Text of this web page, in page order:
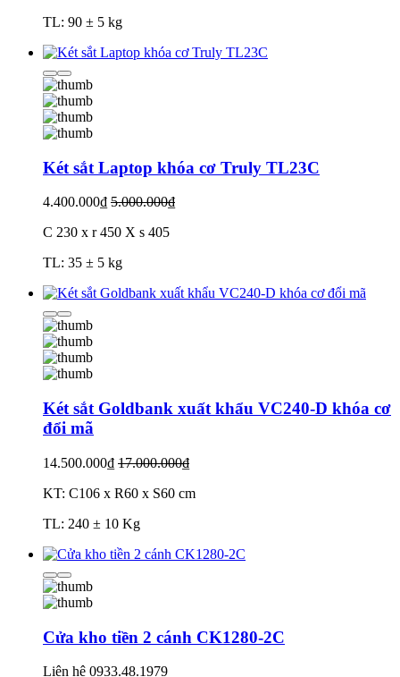
TL: 90 ± 5 kg
Két sắt Laptop khóa cơ Truly TL23C
4.400.000₫ 5.000.000₫
C 230 x r 450 X s 405
TL: 35 ± 5 kg
Két sắt Goldbank xuất khẩu VC240-D khóa cơ
đổi mã
14.500.000₫ 17.000.000₫
KT: C106 x R60 x S60 cm
TL: 240 ± 10 Kg
Cửa kho tiền 2 cánh CK1280-2C
Liên hệ 0933.48.1979